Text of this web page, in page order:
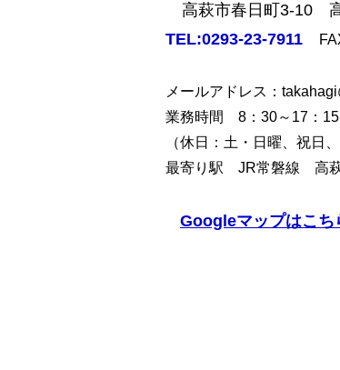
高萩市春日町3-10
TEL:0293-23-7911
メールアドレス：
業務時間 8：30～17：15
（休日：土・日曜、祝日
最寄り駅 JR常磐線 高
Googleマップはこ